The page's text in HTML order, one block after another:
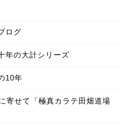
ログ
年の大計シリーズ
10年
寄せて「極真カラテ田畑道場